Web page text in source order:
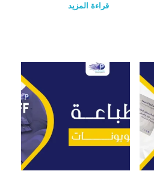
قراءة المزيد